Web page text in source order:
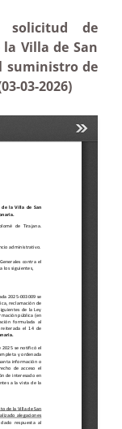
solicitud de
Villa de San
suministro de
03-2026)